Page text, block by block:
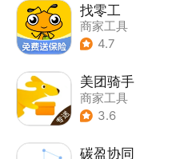
找零工
商家工具
4.7
美团骑手
商家工具
3.6
碳盈协同